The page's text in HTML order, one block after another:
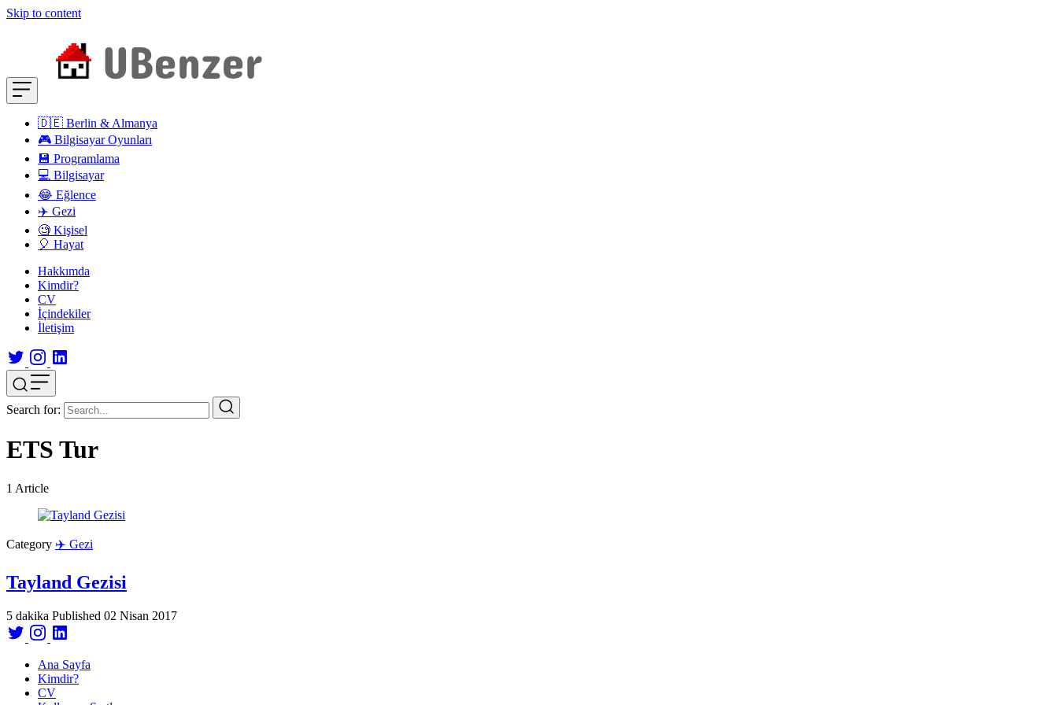
Skip to content
🇩🇪 Berlin & Almanya
🎮 Bilgisayar Oyunları
💾 Programlama
💻 Bilgisayar
😂 Eğlence
✈️ Gezi
🧐 Kişisel
🎈 Hayat
Hakkımda
Kimdir?
CV
İçindekiler
İletişim
Search for:
ETS Tur
1 Article
Category ✈️ Gezi
Tayland Gezisi
5 dakika Published 02 Nisan 2017
Ana Sayfa
Kimdir?
CV